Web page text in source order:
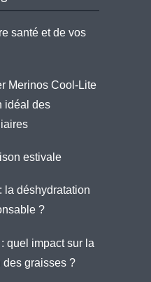
santé et de vos
Merinos Cool-Lite
idéal des
estivale
la déshydratation
?
quel impact sur la
des graisses ?